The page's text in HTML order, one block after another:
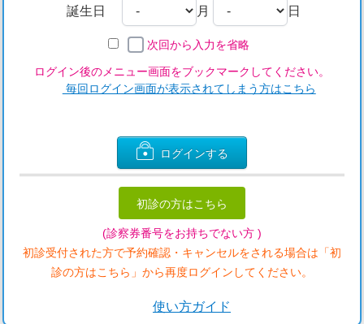
誕生日 月 日
次回から入力を省略
ログイン後のメニュー画面をブックマークしてください。
毎回ログイン画面が表示されてしまう方はこちら
ログインする
初診の方はこちら
(診察券番号をお持ちでない方 )
初診受付された方で予約確認・キャンセルをされる場合は「初
診の方はこちら」から再度ログインしてください。
使い方ガイド